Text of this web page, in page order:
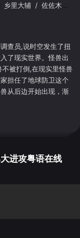
乡里大辅 / 佐佐木正洋
查员,说时空发生了扭
了现实世界。怪兽出
被打倒,在现实里怪兽
担任了地球防卫这个
从后边开始出现，渐
进攻粤语在线